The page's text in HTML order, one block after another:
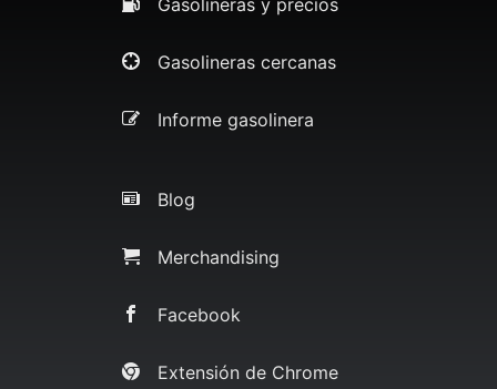
Gasolineras cercanas
Informe gasolinera
Blog
Merchandising
Facebook
Extensión de Chrome